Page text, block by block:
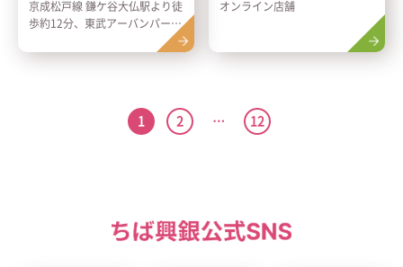
京成松戸線 鎌ケ谷大仏駅より徒
歩約12分、東武アーバンパーク
ライン 鎌ケ谷駅より徒歩約16
オンライン店舗
1 2 … 12